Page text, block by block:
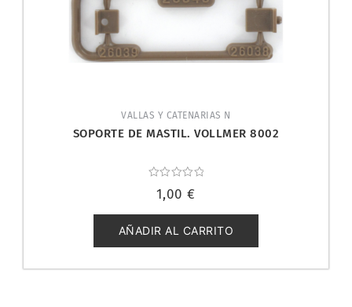
VALLAS Y CATENARIAS N
SOPORTE DE MASTIL. VOLLMER 8002
con
de
5
1,00 €
AÑADIR AL CARRITO